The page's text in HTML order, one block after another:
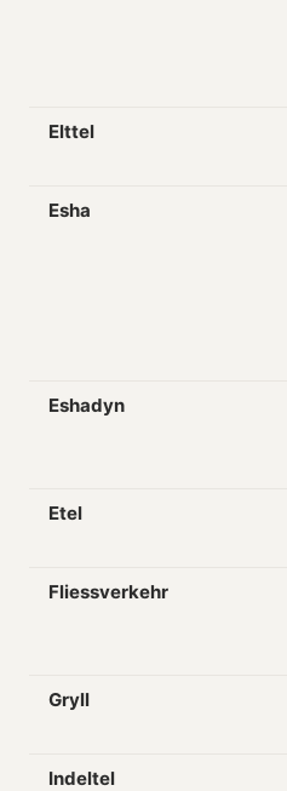
Elttel
Esha
Eshadyn
Etel
Fliessverkehr
Gryll
Indeltel